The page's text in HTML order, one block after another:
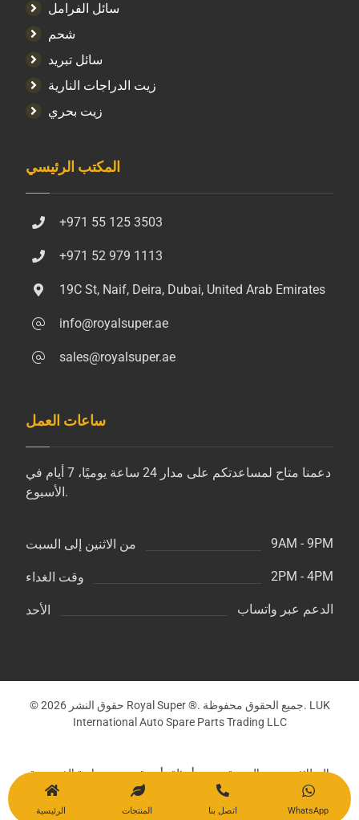
سائل الفرامل
شحم
سائل تبريد
زيت الدراجات النارية
زيت بحري
المكتب الرئيسي
+971 55 125 3503
+971 52 979 1113
19C St, Naif, Deira, Dubai, United Arab Emirates
info@royalsuper.ae
sales@royalsuper.ae
ساعات العمل
دعمنا متاح لمساعدتكم على مدار 24 ساعة يوميًا، 7 أيام في
الأسبوع.
من الاثنين إلى السبت 9AM - 9PM
وقت الغداء 2PM - 4PM
الأحد الدعم عبر واتساب
© حقوق النشر 2026 Royal Super ®. جميع الحقوق محفوظة. LUK
International Auto Spare Parts Trading LLC
سياسة الخصوصية أسئلة وأجوبة المدونة الوظائف
الرئيسية المنتجات اتصل بنا WhatsApp